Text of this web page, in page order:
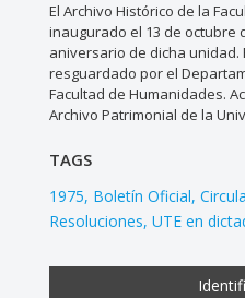
El Archivo Histórico de la
inaugurado el 13 de octubre
aniversario de dicha
resguardado por el
Facultad de Humanidades.
Archivo Patrimonial de la
TAGS
1975 Boletín Oficial
Resoluciones UTE en